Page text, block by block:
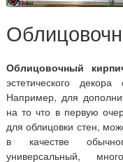
Облицовочный
эстетического
Например, для
на то что в первую
для облицовки стен,
в качестве
универсальный,